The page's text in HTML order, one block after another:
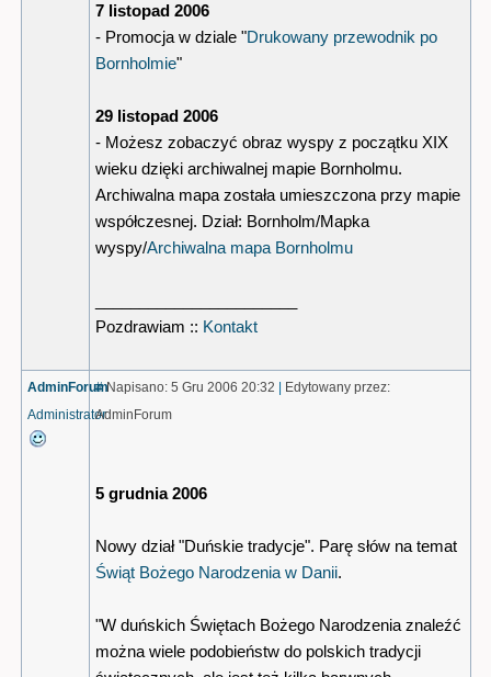
7 listopad 2006
- Promocja w dziale "Drukowany przewodnik po
Bornholmie"
29 listopad 2006
- Możesz zobaczyć obraz wyspy z początku XIX
wieku dzięki archiwalnej mapie Bornholmu.
Archiwalna mapa została umieszczona przy mapie
współczesnej. Dział: Bornholm/Mapka
wyspy/Archiwalna mapa Bornholmu
Pozdrawiam :: Kontakt
AdminForum
Administrator
#Napisano: 5 Gru 2006 20:32
Edytowany przez:
AdminForum
5 grudnia 2006
Nowy dział "Duńskie tradycje". Parę słów na temat
Świąt Bożego Narodzenia w Danii.
"W duńskich Świętach Bożego Narodzenia znaleźć
można wiele podobieństw do polskich tradycji